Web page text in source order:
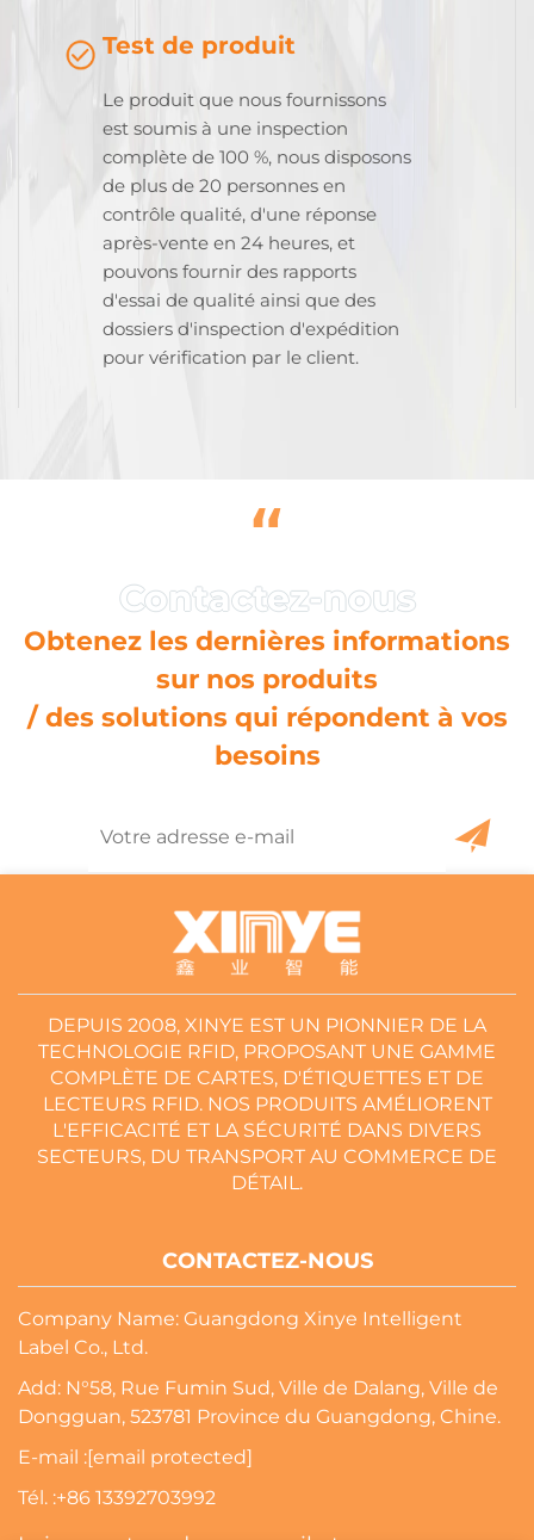
Test de produit
Le produit que nous fournissons
est soumis à une inspection
complète de 100 %, nous disposons
de plus de 20 personnes en
contrôle qualité, d'une réponse
après-vente en 24 heures, et
pouvons fournir des rapports
d'essai de qualité ainsi que des
dossiers d'inspection d'expédition
pour vérification par le client.
“
Obtenez les dernières informations
sur nos produits
/ des solutions qui répondent à vos
besoins
DEPUIS 2008, XINYE EST UN PIONNIER DE LA
TECHNOLOGIE RFID, PROPOSANT UNE GAMME
COMPLÈTE DE CARTES, D'ÉTIQUETTES ET DE
LECTEURS RFID. NOS PRODUITS AMÉLIORENT
L'EFFICACITÉ ET LA SÉCURITÉ DANS DIVERS
SECTEURS, DU TRANSPORT AU COMMERCE DE
DÉTAIL.
CONTACTEZ-NOUS
Company Name: Guangdong Xinye Intelligent
Label Co., Ltd.
Add: N°58, Rue Fumin Sud, Ville de Dalang, Ville de
Dongguan, 523781 Province du Guangdong, Chine.
E-mail :[email protected]
Tél. :+86 13392703992